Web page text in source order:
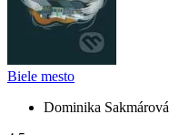
Biele mesto
Dominika Sakmárová